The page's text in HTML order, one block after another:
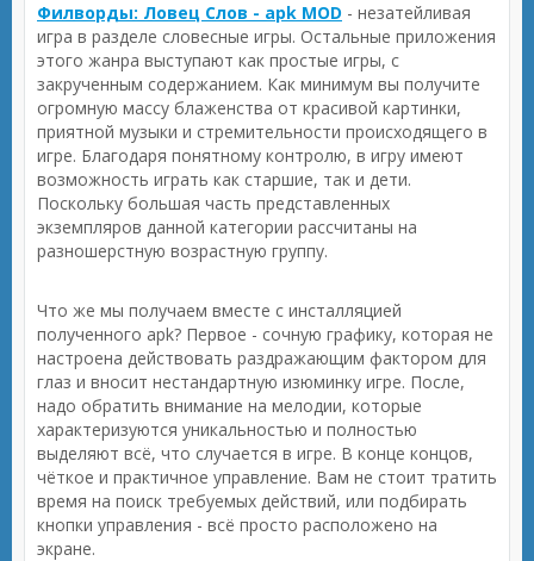
Филворды: Ловец Слов - apk MOD - незатейливая
игра в разделе словесные игры. Остальные приложения
этого жанра выступают как простые игры, с
закрученным содержанием. Как минимум вы получите
огромную массу блаженства от красивой картинки,
приятной музыки и стремительности происходящего в
игре. Благодаря понятному контролю, в игру имеют
возможность играть как старшие, так и дети.
Поскольку большая часть представленных
экземпляров данной категории рассчитаны на
разношерстную возрастную группу.
Что же мы получаем вместе с инсталляцией
полученного apk? Первое - сочную графику, которая не
настроена действовать раздражающим фактором для
глаз и вносит нестандартную изюминку игре. После,
надо обратить внимание на мелодии, которые
характеризуются уникальностью и полностью
выделяют всё, что случается в игре. В конце концов,
чёткое и практичное управление. Вам не стоит тратить
время на поиск требуемых действий, или подбирать
кнопки управления - всё просто расположено на
экране.